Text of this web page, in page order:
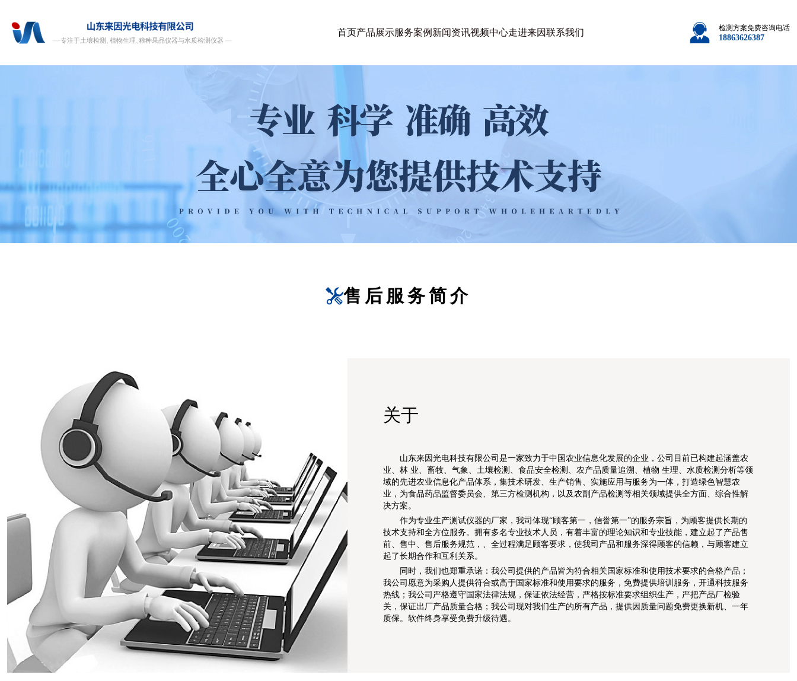
首页产品展示服务案例 新闻资讯视频中心走进来因联系我们 检测方案免费咨询电话
18863626387
售后服务简介
关于
山东来因光电科技有限公司是一家致力于中国农业信息化发展的企业，公司目前已构建起涵盖农
业、林 业、畜牧、气象、土壤检测、食品安全检测、农产品质量追溯、植物 生理、水质检测分析等领
域的先进农业信息化产品体系，集技术研发、生产销售、实施应用与服务为一体，打造绿色智慧农
业，为食品药品监督委员会、第三方检测机构，以及农副产品检测等相关领域提供全方面、综合性解
决方案。
作为专业生产测试仪器的厂家，我司体现“顾客第一，信誉第一”的服务宗旨，为顾客提供长期的
技术支持和全方位服务。拥有多名专业技术人员，有着丰富的理论知识和专业技能，建立起了产品售
前、售中、售后服务规范，、全过程满足顾客要求，使我司产品和服务深得顾客的信赖，与顾客建立
起了长期合作和互利关系。
同时，我们也郑重承诺：我公司提供的产品皆为符合相关国家标准和使用技术要求的合格产品；
我公司愿意为采购人提供符合或高于国家标准和使用要求的服务，免费提供培训服务，开通科技服务
热线；我公司严格遵守国家法律法规，保证依法经营，严格按标准要求组织生产，严把产品厂检验
关，保证出厂产品质量合格；我公司现对我们生产的所有产品，提供因质量问题免费更换新机、一年
质保。软件终身享受免费升级待遇。